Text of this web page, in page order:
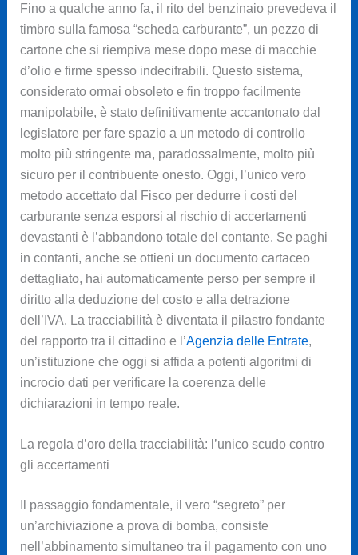
Fino a qualche anno fa, il rito del benzinaio prevedeva il
timbro sulla famosa “scheda carburante”, un pezzo di
cartone che si riempiva mese dopo mese di macchie
d’olio e firme spesso indecifrabili. Questo sistema,
considerato ormai obsoleto e fin troppo facilmente
manipolabile, è stato definitivamente accantonato dal
legislatore per fare spazio a un metodo di controllo
molto più stringente ma, paradossalmente, molto più
sicuro per il contribuente onesto. Oggi, l’unico vero
metodo accettato dal Fisco per dedurre i costi del
carburante senza esporsi al rischio di accertamenti
devastanti è l’abbandono totale del contante. Se paghi
in contanti, anche se ottieni un documento cartaceo
dettagliato, hai automaticamente perso per sempre il
diritto alla deduzione del costo e alla detrazione
dell’IVA. La tracciabilità è diventata il pilastro fondante
del rapporto tra il cittadino e l’Agenzia delle Entrate,
un’istituzione che oggi si affida a potenti algoritmi di
incrocio dati per verificare la coerenza delle
dichiarazioni in tempo reale.
La regola d’oro della tracciabilità: l’unico scudo contro
gli accertamenti
Il passaggio fondamentale, il vero “segreto” per
un’archiviazione a prova di bomba, consiste
nell’abbinamento simultaneo tra il pagamento con uno